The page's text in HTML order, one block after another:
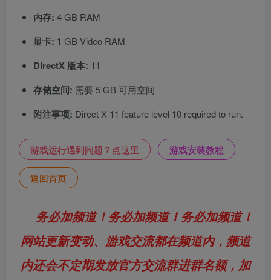
内存: 4 GB RAM
显卡: 1 GB Video RAM
DirectX 版本: 11
存储空间: 需要 5 GB 可用空间
附注事项: Direct X 11 feature level 10 required to run.
游戏运行遇到问题？点这里 游戏安装教程
返回首页
务必加频道！务必加频道！务必加频道！
网站更新变动、游戏交流都在频道内，频道
内还会不定期发放官方交流群进群名额，加